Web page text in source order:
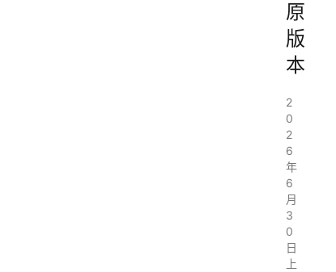
原
版
本
2
0
2
6
年
6
月
3
0
日
上